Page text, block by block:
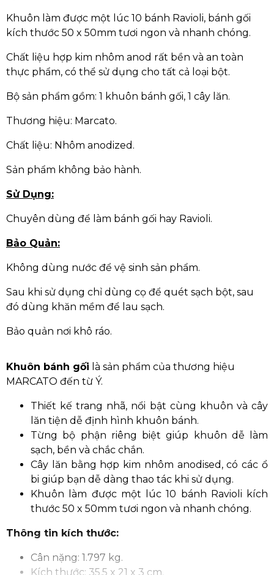
Khuôn làm được một lúc 10 bánh Ravioli, bánh gối
kích thước 50 x 50mm tươi ngon và nhanh chóng.
Chất liệu hợp kim nhôm anod rất bền và an toàn
thực phẩm, có thể sử dụng cho tất cả loại bột.
Bộ sản phẩm gồm: 1 khuôn bánh gối, 1 cây lăn.
Thương hiệu: Marcato.
Chất liệu: Nhôm anodized.
Sản phẩm không bảo hành.
Sử Dụng:
Chuyên dùng để làm bánh gối hay Ravioli.
Bảo Quản:
Không dùng nước để vệ sinh sản phẩm.
Sau khi sử dụng chỉ dùng cọ để quét sạch bột, sau
đó dùng khăn mềm để lau sạch.
Bảo quản nơi khô ráo.
Khuôn bánh gối là sản phẩm của thương hiệu
MARCATO đến từ Ý.
Thiết kế trang nhã, nổi bật cùng khuôn và cây
lăn tiện dễ định hình khuôn bánh.
Từng bộ phận riêng biệt giúp khuôn dễ làm
sạch, bền và chắc chắn.
Cây lăn bằng hợp kim nhôm anodised, có các ổ
bi giúp bạn dễ dàng thao tác khi sử dụng.
Khuôn làm được một lúc 10 bánh Ravioli kích
thước 50 x 50mm tươi ngon và nhanh chóng.
Thông tin kích thước:
Cân nặng: 1.797 kg.
Kích thước: 35.5 x 21 x 3 cm.